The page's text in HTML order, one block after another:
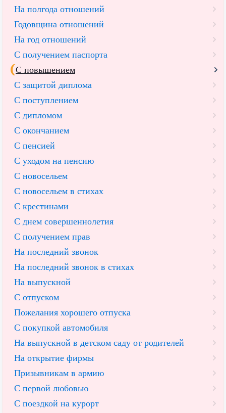
На полгода отношений
Годовщина отношений
На год отношений
С получением паспорта
С повышением
С защитой диплома
С поступлением
С дипломом
С окончанием
С пенсией
С уходом на пенсию
С новосельем
С новосельем в стихах
С крестинами
С днем совершеннолетия
С получением прав
На последний звонок
На последний звонок в стихах
На выпускной
С отпуском
Пожелания хорошего отпуска
С покупкой автомобиля
На выпускной в детском саду от родителей
На открытие фирмы
Призывникам в армию
С первой любовью
С поездкой на курорт